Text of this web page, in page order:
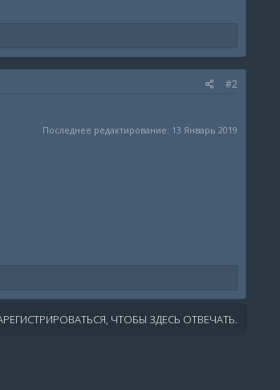
#2
Последнее редактирование: 13 Январь 2019
ЧТОБЫ ЗДЕСЬ ОТВЕЧАТЬ.